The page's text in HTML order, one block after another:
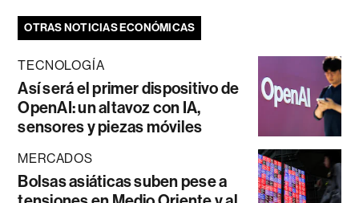
OTRAS NOTICIAS ECONÓMICAS
TECNOLOGÍA
Así será el primer dispositivo de
OpenAI: un altavoz con IA,
sensores y piezas móviles
MERCADOS
Bolsas asiáticas suben pese a